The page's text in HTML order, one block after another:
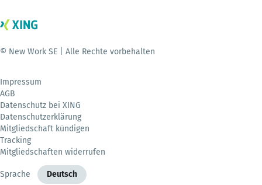
© New Work SE | Alle Rechte vorbehalten
Impressum
AGB
Datenschutz bei XING
Datenschutzerklärung
Mitgliedschaft kündigen
Tracking
Mitgliedschaften widerrufen
Sprache Deutsch